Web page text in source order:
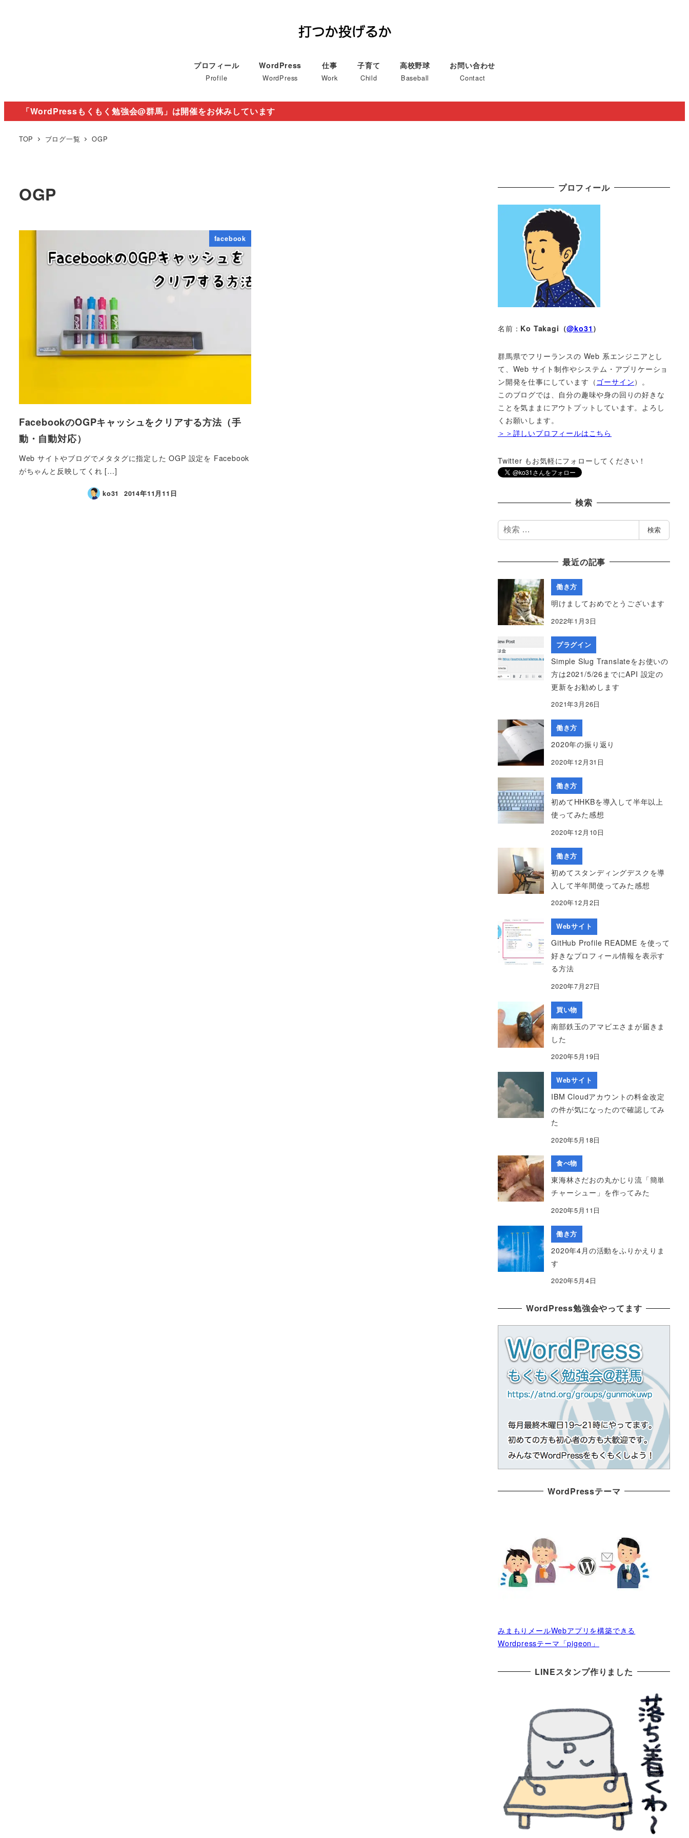
プロフィール
Profile
WordPress
WordPress
仕事
Work
子育て
Child
高校野球
Baseball
お問い合わせ
Contact
「WordPressもくもく勉強会@群馬」は開催をお休みしています
TOP ブログ一覧 OGP
OGP
facebook
FacebookのOGPキャッシュをクリアする方法（手
動・自動対応）
Web サイトやブログでメタタグに指定した OGP 設定を Facebook
がちゃんと反映してくれ […]
ko31 2014年11月11日
プロフィール
名前： Ko Takagi（@ko31 ）
群馬県でフリーランスの Web 系エンジニアとし
て、Web サイト制作やシステム・アプリケーショ
ン開発を仕事にしています（ ゴーサイン）。
このブログでは、自分の趣味や身の回りの好きな
ことを気ままにアウトプットしています。よろし
くお願いします。
＞＞詳しいプロフィールはこちら
Twitter もお気軽にフォローしてください！
検索
検
索
検索
最近の記事
働き方
明けましておめでとうございます
2022年1月3日
プラグイン
Simple Slug Translateをお使いの
方は2021/5/26までにAPI 設定の
更新をお勧めします
2021年3月26日
働き方
2020年の振り返り
2020年12月31日
働き方
初めてHHKBを導入して半年以上
使ってみた感想
2020年12月10日
働き方
初めてスタンディングデスクを導
入して半年間使ってみた感想
2020年12月2日
Webサイト
GitHub Profile README を使って
好きなプロフィール情報を表示す
る方法
2020年7月27日
買い物
南部鉄玉のアマビエさまが届きま
した
2020年5月19日
Webサイト
IBM Cloudアカウントの料金改定
の件が気になったので確認してみ
た
2020年5月18日
食べ物
東海林さだおの丸かじり流「簡単
チャーシュー」を作ってみた
2020年5月11日
働き方
2020年4月の活動をふりかえりま
す
2020年5月4日
WordPress勉強会やってます
WordPressテーマ
みまもりメールWebアプリを構築できる
Wordpressテーマ「pigeon」
LINEスタンプ作りました